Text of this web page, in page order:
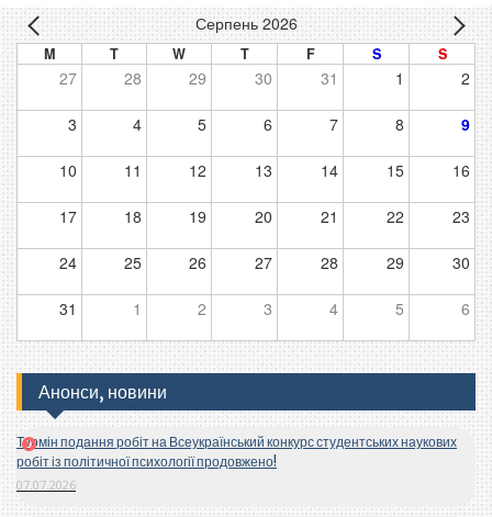
Серпень 2026
M T W T F S S
27 28 29 30 31 1 2
3 4 5 6 7 8 9
10 11 12 13 14 15 16
17 18 19 20 21 22 23
24 25 26 27 28 29 30
31 1 2 3 4 5 6
Анонси, новини
Термін подання робіт на Всеукраїнський конкурс студентських наукових
робіт із політичної психології продовжено!
07.07.2026